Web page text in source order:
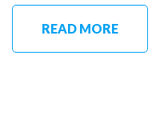
READ MORE